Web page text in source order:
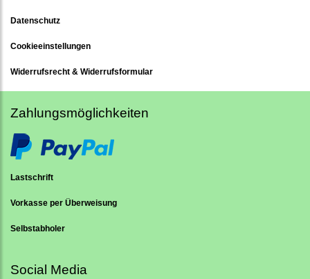
Datenschutz
Cookieeinstellungen
Widerrufsrecht & Widerrufsformular
Zahlungsmöglichkeiten
Lastschrift
Vorkasse per Überweisung
Selbstabholer
Social Media